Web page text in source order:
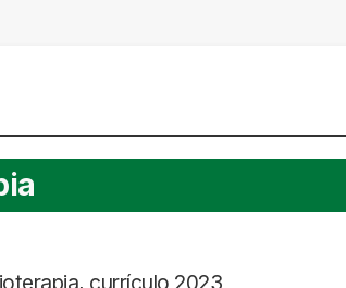
currículo 2023